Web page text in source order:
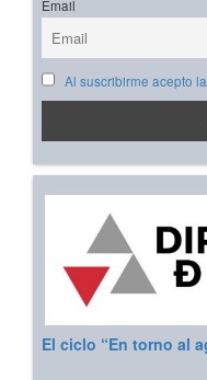
Email
Al suscribirme acepto
El ciclo “En torno al